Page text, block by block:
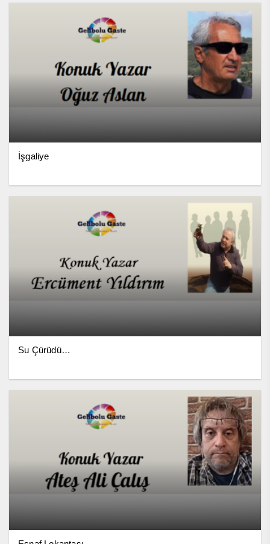
İşgaliye
Su Çürüdü…